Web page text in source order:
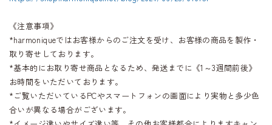
《注意事項》
*harmoniqueではお客様からのご注文を受け、お客様の商品を製作・
取り寄せしております。
*基本的にお取り寄せ商品となるため、発送までに《1～3週間前後》
お時間をいただいております。
*ご覧いただいているPCやスマートフォンの画面により実物と多少色
合いが異なる場合がございます。